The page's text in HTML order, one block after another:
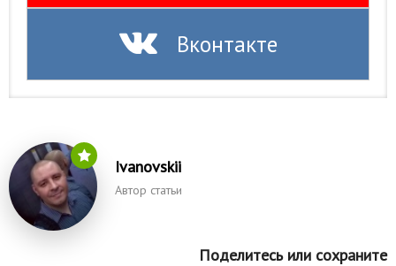
Вконтакте
Ivanovskii
Автор статьи
Поделитесь или сохраните